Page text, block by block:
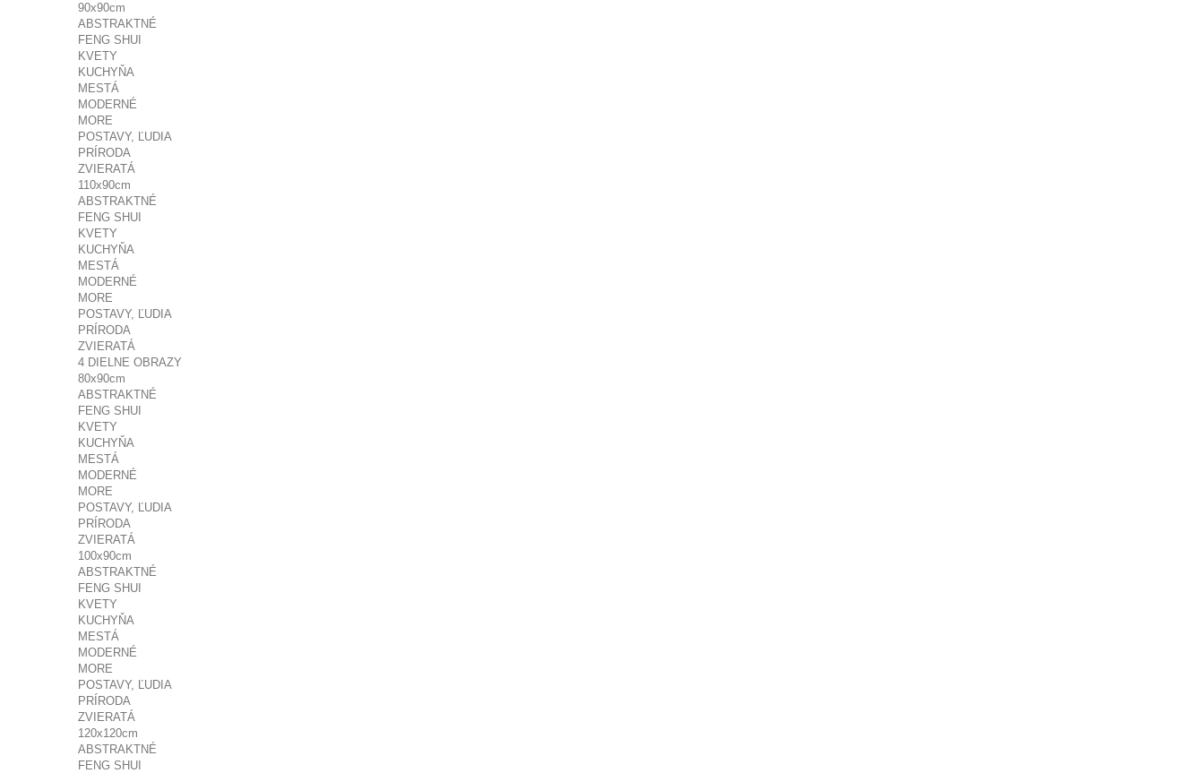
90x90cm
ABSTRAKTNÉ
FENG SHUI
KVETY
KUCHYŇA
MESTÁ
MODERNÉ
MORE
POSTAVY, ĽUDIA
PRÍRODA
ZVIERATÁ
110x90cm
ABSTRAKTNÉ
FENG SHUI
KVETY
KUCHYŇA
MESTÁ
MODERNÉ
MORE
POSTAVY, ĽUDIA
PRÍRODA
ZVIERATÁ
4 DIELNE OBRAZY
80x90cm
ABSTRAKTNÉ
FENG SHUI
KVETY
KUCHYŇA
MESTÁ
MODERNÉ
MORE
POSTAVY, ĽUDIA
PRÍRODA
ZVIERATÁ
100x90cm
ABSTRAKTNÉ
FENG SHUI
KVETY
KUCHYŇA
MESTÁ
MODERNÉ
MORE
POSTAVY, ĽUDIA
PRÍRODA
ZVIERATÁ
120x120cm
ABSTRAKTNÉ
FENG SHUI